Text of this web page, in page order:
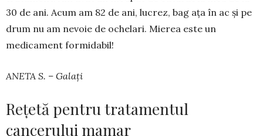
30 de ani. Acum am 82 de ani, lucrez, bag ața în ac și pe
drum nu am ne­voie de ochelari. Mierea este un
medicament formidabil!
ANETA S. – Galați
Rețetă pentru tratamentul
cancerului mamar